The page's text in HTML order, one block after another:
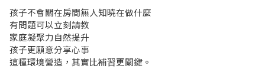
孩子不會關在房間無人知曉在做什麼
有問題可以立刻請教
家庭凝聚力自然提升
孩子更願意分享心事
這種環境營造，其實比補習更關鍵。